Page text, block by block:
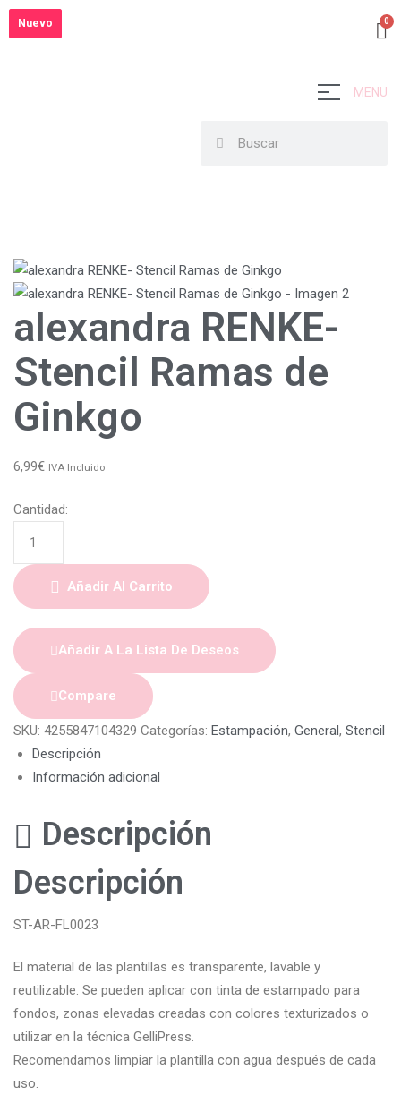
MENU
alexandra RENKE-
Stencil Ramas de
Ginkgo
6,99€ IVA Incluido
Cantidad:
Añadir Al Carrito
Añadir A La Lista De Deseos
Compare
SKU: 4255847104329 Categorías: Estampación, General, Stencil
Descripción
Información adicional
Descripción
Descripción
ST-AR-FL0023
El material de las plantillas es transparente, lavable y
reutilizable. Se pueden aplicar con tinta de estampado para
fondos, zonas elevadas creadas con colores texturizados o
utilizar en la técnica GelliPress.
Recomendamos limpiar la plantilla con agua después de cada
uso.
Nuevo
Nuevo